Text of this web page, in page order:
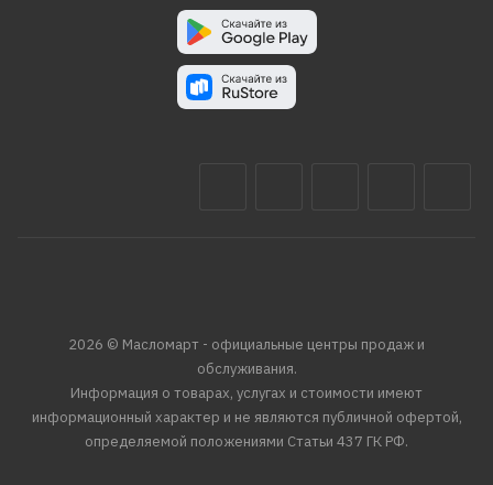
2026 © Масломарт - официальные центры продаж и
обслуживания.
Информация о товарах, услугах и стоимости имеют
информационный характер и не являются публичной офертой,
определяемой положениями Статьи 437 ГК РФ.